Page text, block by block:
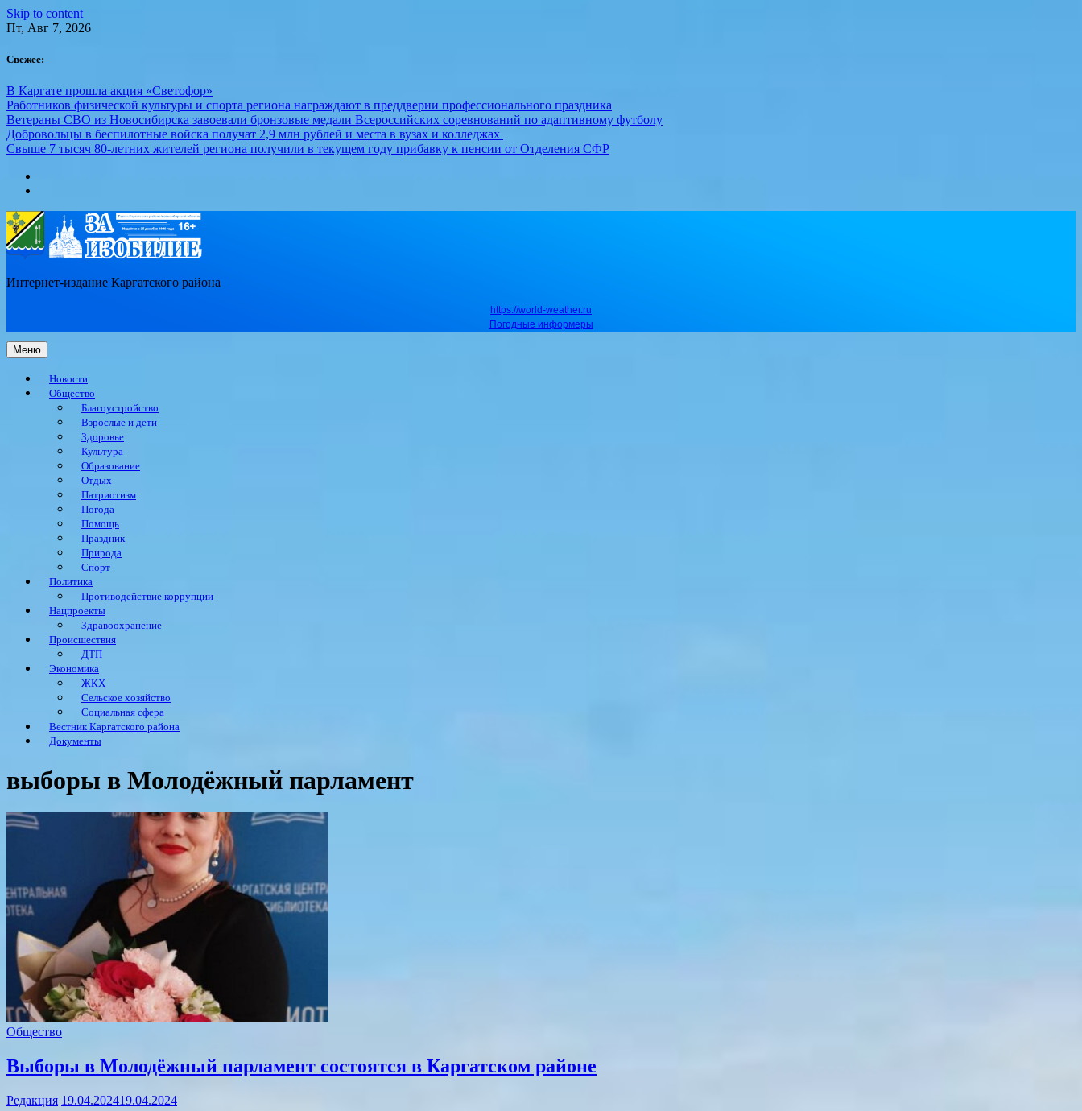
Skip to content
Пт, Авг 7, 2026
Свежее:
В Каргате прошла акция «Светофор»
Работников физической культуры и спорта региона награждают в преддверии профессионального праздника
Ветераны СВО из Новосибирска завоевали бронзовые медали Всероссийских соревнований по адаптивному футболу
Добровольцы в беспилотные войска получат 2,9 млн рублей и места в вузах и колледжах
Свыше 7 тысяч 80-летних жителей региона получили в текущем году прибавку к пенсии от Отделения СФР
Интернет-издание Каргатского района
https://world-weather.ru
Погодные информеры
Меню
Новости
Общество
Благоустройство
Взрослые и дети
Здоровье
Культура
Образование
Отдых
Патриотизм
Погода
Помощь
Праздник
Природа
Спорт
Политика
Противодействие коррупции
Нацпроекты
Здравоохранение
Происшествия
ДТП
Экономика
ЖКХ
Сельское хозяйство
Социальная сфера
Вестник Каргатского района
Документы
выборы в Молодёжный парламент
Общество
Выборы в Молодёжный парламент состоятся в Каргатском районе
Редакция 19.04.202419.04.2024